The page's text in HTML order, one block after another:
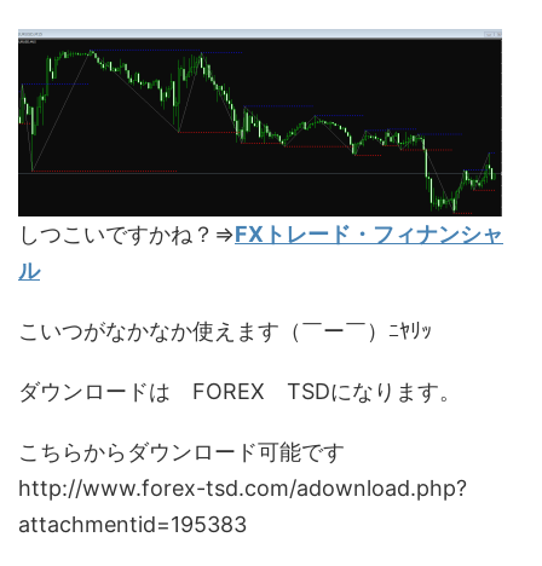
しつこいですかね？⇒FXトレード・フィナンシャ
ル
こいつがなかなか使えます（￣ー￣）ﾆﾔﾘｯ
ダウンロードは FOREX TSDになります。
こちらからダウンロード可能です
http://www.forex-tsd.com/adownload.php?
attachmentid=195383